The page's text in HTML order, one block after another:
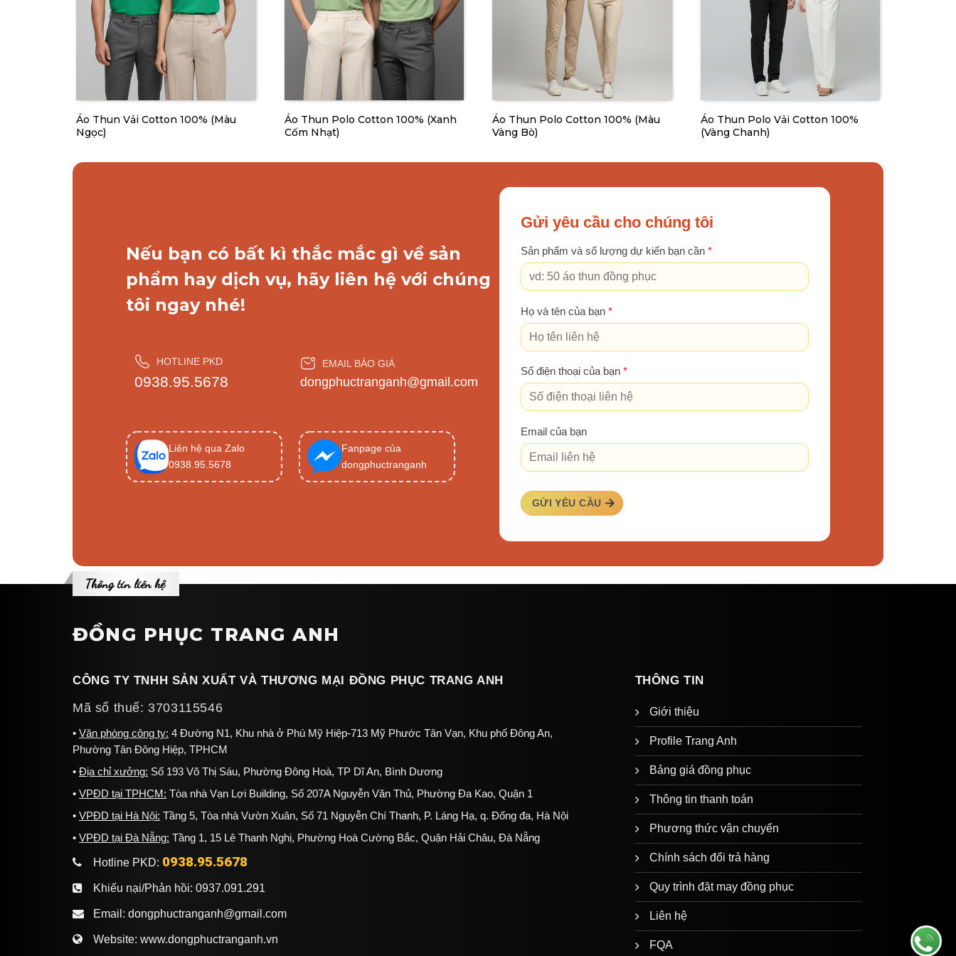
Áo Thun Vải Cotton 100% (Màu
Ngọc)
Áo Thun Polo Cotton 100% (Xanh
Cốm Nhạt)
Áo Thun Polo Cotton 100% (Màu
Vàng Bò)
Áo Thun Polo Vải Cotton 100%
(Vàng Chanh)
Nếu bạn có bất kì thắc mắc gì về sản
phẩm hay dịch vụ, hãy liên hệ với chúng
tôi ngay nhé!
HOTLINE PKD
0938.95.5678
EMAIL BÁO GIÁ
dongphuctranganh@gmail.com
Liên hệ qua Zalo
0938.95.5678
Fanpage của
dongphuctranganh
Gửi yêu cầu cho chúng tôi
Sản phẩm và số lượng dự kiến bạn cần *
Họ và tên của bạn *
Số điện thoại của bạn *
Email của bạn
GỬI YÊU CẦU
Thông tin liên hệ
ĐỒNG PHỤC TRANG ANH
CÔNG TY TNHH SẢN XUẤT VÀ THƯƠNG MẠI ĐỒNG PHỤC TRANG ANH
Mã số thuế: 3703115546
Văn phòng công ty: 4 Đường N1, Khu nhà ở Phú Mỹ Hiệp-713 Mỹ Phước Tân Vạn, Khu phố Đông An,
Phường Tân Đông Hiệp, TPHCM
Địa chỉ xưởng: Số 193 Võ Thị Sáu, Phường Đông Hoà, TP Dĩ An, Bình Dương
VPĐD tại TPHCM: Tòa nhà Vạn Lợi Building, Số 207A Nguyễn Văn Thủ, Phường Đa Kao, Quận 1
VPĐD tại Hà Nội: Tầng 5, Tòa nhà Vườn Xuân, Số 71 Nguyễn Chí Thanh, P. Láng Hạ, q. Đống đa, Hà Nội
VPĐD tại Đà Nẵng: Tầng 1, 15 Lê Thanh Nghị, Phường Hoà Cường Bắc, Quận Hải Châu, Đà Nẵng
Hotline PKD: 0938.95.5678
Khiếu nại/Phản hồi: 0937.091.291
Email: dongphuctranganh@gmail.com
Website: www.dongphuctranganh.vn
THÔNG TIN
Giới thiệu
Profile Trang Anh
Bảng giá đồng phục
Thông tin thanh toán
Phương thức vận chuyển
Chính sách đổi trả hàng
Quy trình đặt may đồng phục
Liên hệ
FQA